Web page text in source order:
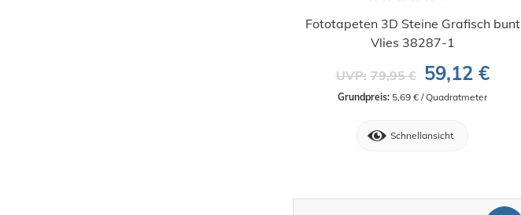
Fototapeten 3D Steine Grafisch bunt
Vlies 38287-1
UVP: 79,95 € 59,12 €
Grundpreis: 5,69 € / Quadratmeter
Schnellansicht